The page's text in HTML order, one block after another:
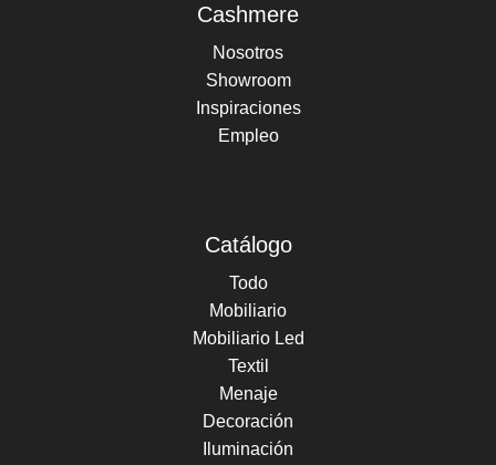
Cashmere
Nosotros
Showroom
Inspiraciones
Empleo
Catálogo
Todo
Mobiliario
Mobiliario Led
Textil
Menaje
Decoración
Iluminación